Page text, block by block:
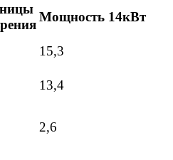
Мощность 14кВт
15,3
13,4
2,6